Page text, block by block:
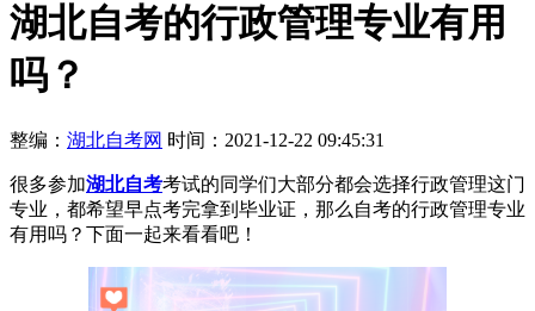
湖北自考的行政管理专业有用
吗？
整编： 湖北自考网 时间：2021-12-22 09:45:31
很多参加湖北自考考试的同学们大部分都会选择行政管理这门
专业，都希望早点考完拿到毕业证，那么自考的行政管理专业
有用吗？下面一起来看看吧！